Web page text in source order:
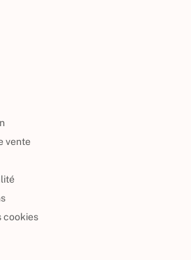
vente
cookies